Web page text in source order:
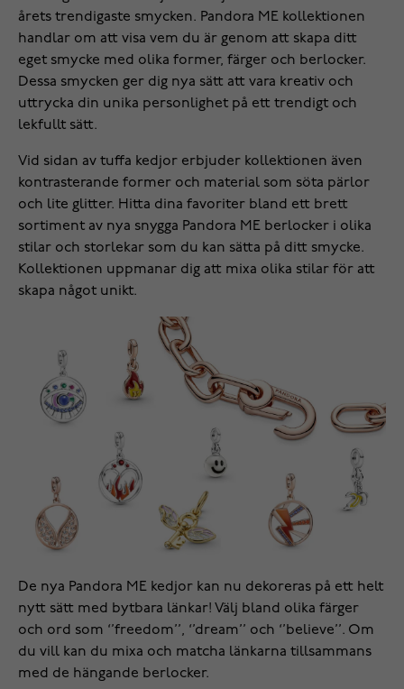
årets trendigaste smycken. Pandora ME kollektionen
handlar om att visa vem du är genom att skapa ditt
eget smycke med olika former, färger och berlocker.
Dessa smycken ger dig nya sätt att vara kreativ och
uttrycka din unika personlighet på ett trendigt och
lekfullt sätt.
Vid sidan av tuffa kedjor erbjuder kollektionen även
kontrasterande former och material som söta pärlor
och lite glitter. Hitta dina favoriter bland ett brett
sortiment av nya snygga Pandora ME berlocker i olika
stilar och storlekar som du kan sätta på ditt smycke.
Kollektionen uppmanar dig att mixa olika stilar för att
skapa något unikt.
De nya Pandora ME kedjor kan nu dekoreras på ett helt
nytt sätt med bytbara länkar! Välj bland olika färger
och ord som ‘’freedom’’, ‘’dream’’ och ‘’believe’’. Om
du vill kan du mixa och matcha länkarna tillsammans
med de hängande berlocker.